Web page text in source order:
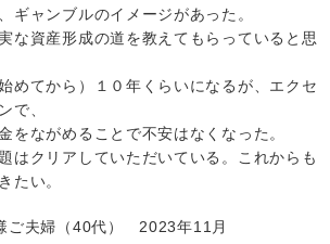
ギャンブルのイメージがあった。
な資産形成の道を教えてもらっていると思
めてから）１０年くらいになるが、エクセ
で、
をながめることで不安はなくなった。
はクリアしていただいている。これからも
たい。
ご夫婦（40代） 2023年11月